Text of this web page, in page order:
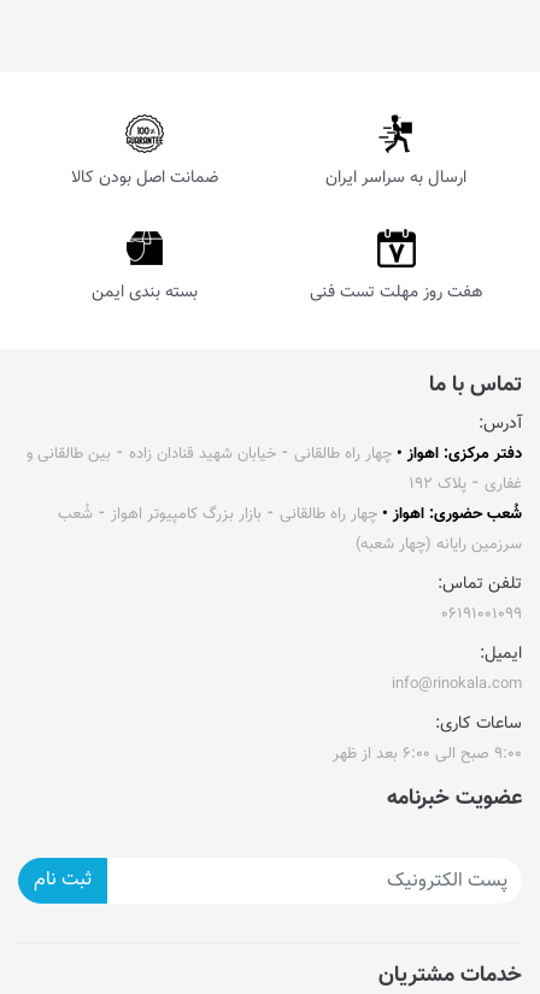
ارسال به سراسر ایران ضمانت اصل بودن کالا
هفت روز مهلت تست فنی بسته بندی ایمن
تماس با ما
آدرس:
دفتر مرکزی: اهواز • چهار راه طالقانی ⁃ خیابان شهید قنادان زاده ⁃ بین طالقانی و
غفاری ⁃ پلاک ۱۹۲
شُعب حضوری: اهواز • چهار راه طالقانی ⁃ بازار بزرگ کامپیوتر اهواز ⁃ شُعب
سرزمین رایانه (چهار شعبه)
تلفن تماس:
۰۶۱۹۱۰۰۱۰۹۹
ایمیل:
info@rinokala.com
ساعات کاری:
۹:۰۰ صبح الی ۶:۰۰ بعد از ظهر
عضویت خبرنامه
ثبت نام
خدمات مشتریان